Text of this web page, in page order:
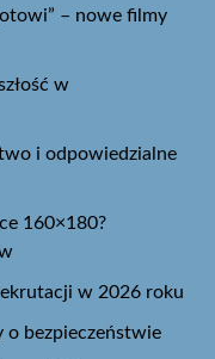
– nowe filmy
w
i odpowiedzialne
160×180?
w 2026 roku
o bezpieczeństwie